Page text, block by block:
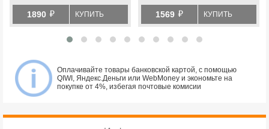
1890 й КУПИТЬ
1569 й КУПИТЬ
Оплачивайте товары банковской картой, с помощью
QIWI, Яндекс.Деньги или WebMoney и экономьте на
покупке от 4%, избегая почтовые комисии